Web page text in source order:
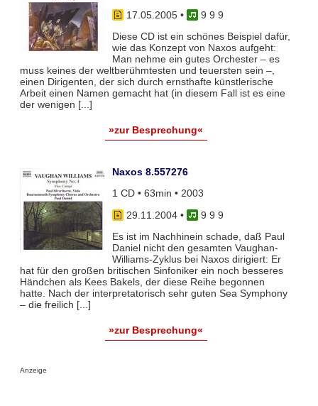
17.05.2005•
9 9 9
Diese CD ist ein schönes Beispiel dafür,
wie das Konzept von Naxos aufgeht:
Man nehme ein gutes Orchester – es
muss keines der weltberühmtesten und teuersten sein –,
einen Dirigenten, der sich durch ernsthafte künstlerische
Arbeit einen Namen gemacht hat (in diesem Fall ist es eine
der wenigen [...]
»zur Besprechung«
Naxos 8.557276
1 CD • 63min • 2003
29.11.2004•
9 9 9
Es ist im Nachhinein schade, daß Paul
Daniel nicht den gesamten Vaughan-
Williams-Zyklus bei Naxos dirigiert: Er
hat für den großen britischen Sinfoniker ein noch besseres
Händchen als Kees Bakels, der diese Reihe begonnen
hatte. Nach der interpretatorisch sehr guten Sea Symphony
– die freilich [...]
»zur Besprechung«
Anzeige